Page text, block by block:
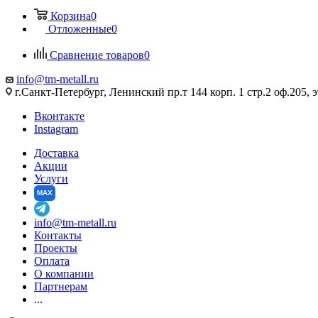
Корзина0
Отложенные0
Сравнение товаров0
info@tm-metall.ru
г.Санкт-Петербург, Ленинский пр.т 144 корп. 1 стр.2 оф.205,
Вконтакте
Instagram
Доставка
Акции
Услуги
MAX
info@tm-metall.ru
Контакты
Проекты
Оплата
О компании
Партнерам
...